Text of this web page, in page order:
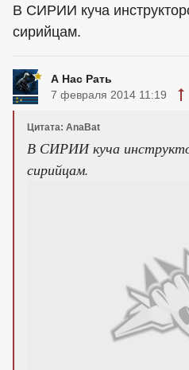
В СИРИИ куча
сирийцам.
А Нас Рать
7 февраля 2014 11:19
Цитата: AnaBat
В СИРИИ куча
сирийцам.